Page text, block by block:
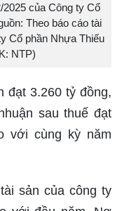
của Công ty Cổ
Theo báo cáo tài
Cổ phần Nhựa Thiếu
NTP)
đạt 3.260 tỷ đồng,
sau thuế đạt
với cùng kỳ năm
sản của công ty